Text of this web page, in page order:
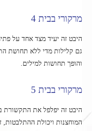
מרקורי בבית 4
היבט זה יעיד מצד אחד על
גם קלילות מדי ללא תחושת
והופך תחושות למילים.
מרקורי בבית 5
היבט זה יפלפל את התקשורת
המוחצנות ויכולת